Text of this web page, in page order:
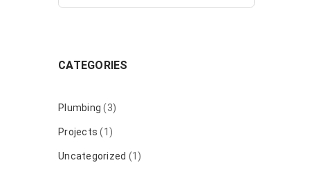
CATEGORIES
Plumbing (3)
Projects (1)
Uncategorized (1)